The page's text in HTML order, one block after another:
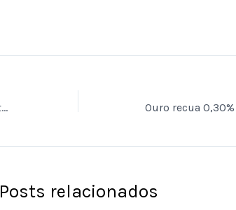
Boi gordo encerra a terça-feira (26) cotado a R$ 347,80, com alta de 0,87% na última semana de maio
Posts relacionados